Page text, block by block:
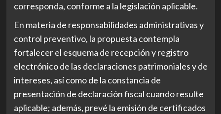
corresponda, conforme a la legislación aplicable.
En materia de responsabilidades administrativas y
control preventivo, la propuesta contempla
fortalecer el esquema de recepción y registro
electrónico de las declaraciones patrimoniales y de
intereses, así como de la constancia de
presentación de declaración fiscal cuando resulte
aplicable; además, prevé la emisión de certificados